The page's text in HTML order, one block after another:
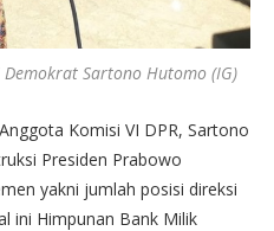
Demokrat Sartono Hutomo (IG)
Anggota Komisi VI DPR, Sartono
Presiden Prabowo
yakni jumlah posisi direksi
ini Himpunan Bank Milik